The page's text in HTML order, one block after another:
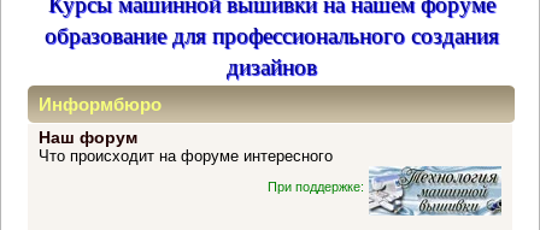
образование для профессионального создания
дизайнов
Информбюро
Наш форум
Что происходит на форуме интересного
При поддержке: